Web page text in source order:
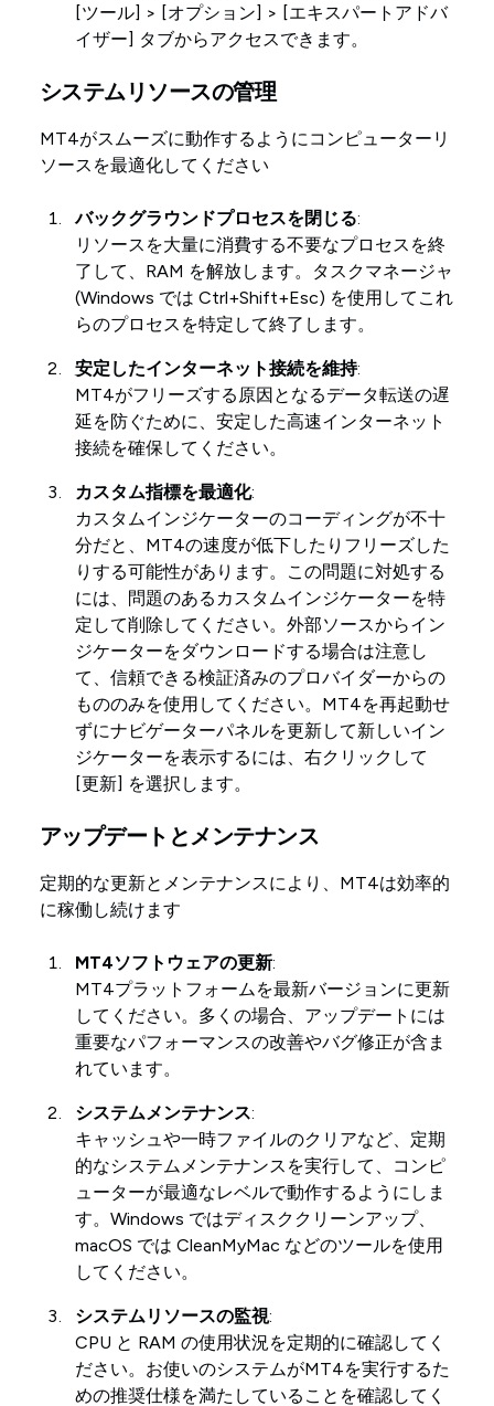
[ツール] > [オプション] > [エキスパートアドバ
イザー] タブからアクセスできます。
システムリソースの管理
MT4がスムーズに動作するようにコンピューターリ
ソースを最適化してください
バックグラウンドプロセスを閉じる:
リソースを大量に消費する不要なプロセスを終
了して、RAM を解放します。タスクマネージャ
(Windows では Ctrl+Shift+Esc) を使用してこれ
らのプロセスを特定して終了します。
安定したインターネット接続を維持:
MT4がフリーズする原因となるデータ転送の遅
延を防ぐために、安定した高速インターネット
接続を確保してください。
カスタム指標を最適化:
カスタムインジケーターのコーディングが不十
分だと、MT4の速度が低下したりフリーズした
りする可能性があります。この問題に対処する
には、問題のあるカスタムインジケーターを特
定して削除してください。外部ソースからイン
ジケーターをダウンロードする場合は注意し
て、信頼できる検証済みのプロバイダーからの
もののみを使用してください。MT4を再起動せ
ずにナビゲーターパネルを更新して新しいイン
ジケーターを表示するには、右クリックして
[更新] を選択します。
アップデートとメンテナンス
定期的な更新とメンテナンスにより、MT4は効率的
に稼働し続けます
MT4ソフトウェアの更新:
MT4プラットフォームを最新バージョンに更新
してください。多くの場合、アップデートには
重要なパフォーマンスの改善やバグ修正が含ま
れています。
システムメンテナンス:
キャッシュや一時ファイルのクリアなど、定期
的なシステムメンテナンスを実行して、コンピ
ューターが最適なレベルで動作するようにしま
す。Windows ではディスククリーンアップ、
macOS では CleanMyMac などのツールを使用
してください。
システムリソースの監視:
CPU と RAM の使用状況を定期的に確認してく
ださい。お使いのシステムがMT4を実行するた
めの推奨仕様を満たしていることを確認してく